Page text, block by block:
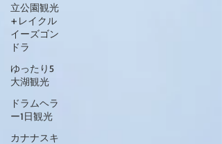
立公園観光
+レイクル
イーズゴン
ドラ
ゆったり5
大湖観光
ドラムヘラ
ー1日観光
カナナスキ